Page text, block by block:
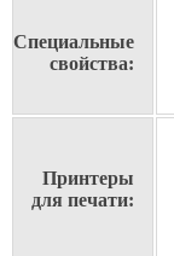
Специальные
свойства:
Принтеры
для печати: